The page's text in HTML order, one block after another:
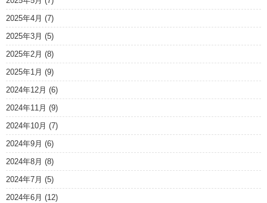
2025年4月 (7)
2025年3月 (5)
2025年2月 (8)
2025年1月 (9)
2024年12月 (6)
2024年11月 (9)
2024年10月 (7)
2024年9月 (6)
2024年8月 (8)
2024年7月 (5)
2024年6月 (12)